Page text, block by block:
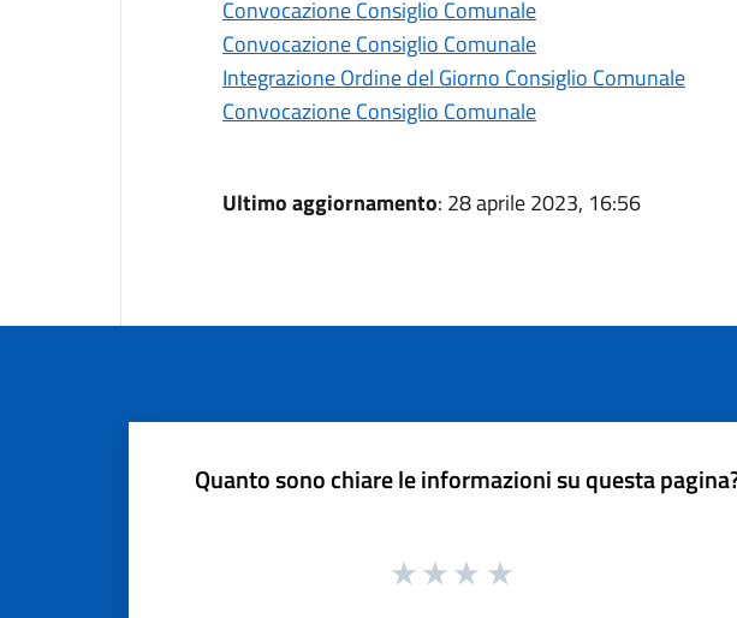
Convocazione Consiglio Comunale
Convocazione Consiglio Comunale
Integrazione Ordine del Giorno Consiglio Comunale
Convocazione Consiglio Comunale
Ultimo aggiornamento: 28 aprile 2023, 16:56
Quanto sono chiare le informazioni su questa